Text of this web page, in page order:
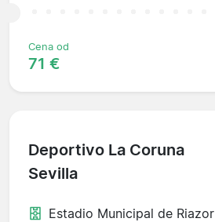
Cena od
71 €
Deportivo La Coruna
Sevilla
Estadio Municipal de Riazor